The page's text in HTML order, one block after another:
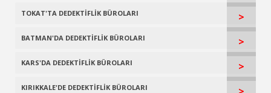
TOKAT'TA DEDEKTİFLİK BÜROLARI >
BATMAN'DA DEDEKTİFLİK BÜROLARI >
KARS'DA DEDEKTİFLİK BÜROLARI >
KIRIKKALE'DE DEDEKTİFLİK BÜROLARI